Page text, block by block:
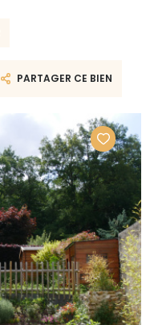
PARTAGER CE BIEN